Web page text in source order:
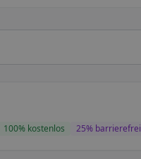
100% kostenlos 25% barrierefrei